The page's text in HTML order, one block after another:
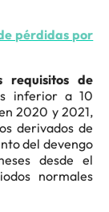
pérdidas por
requisitos de
inferior a 10
2020 y 2021,
derivados de
del devengo
desde el
normales